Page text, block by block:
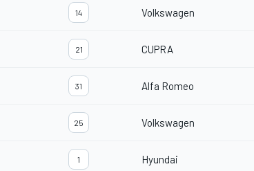
14 Volkswagen
21 CUPRA
31 Alfa Romeo
25 Volkswagen
1 Hyundai